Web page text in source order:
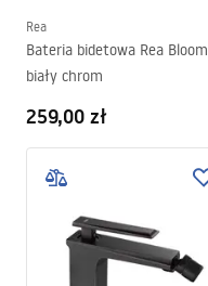
Rea
Bateria bidetowa Rea Bloom
biały chrom
259,00 zł